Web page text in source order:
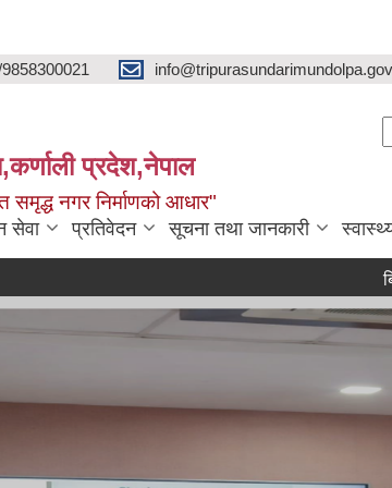
प्रदेश,नेपाल
समृद्ध नगर निर्माणको आधार"
सेवा प्रतिवेदन सूचना तथा जानकारी